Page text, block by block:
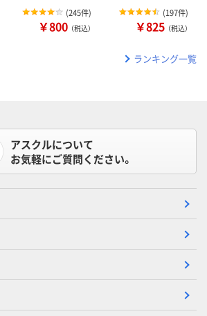
(245件)
￥800 （税込）
(197件)
￥825 （税込）
ランキング一覧
アスクルについて
お気軽にご質問ください。